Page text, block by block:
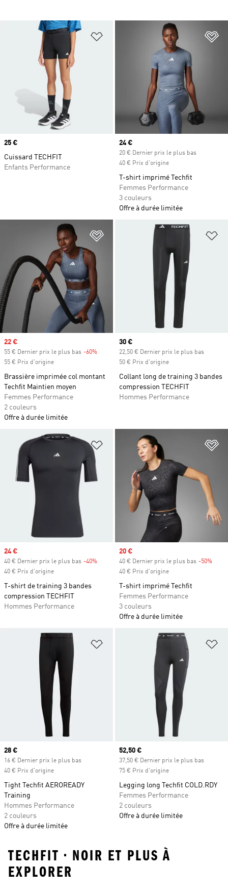
Ajouter à la Liste de produits
Prix
25 €
Cuissard TECHFIT
Enfants Performance
Prix actuel
24 €
20 € Dernier prix le plus bas
40 € Prix d'origine
T-shirt imprimé Techfit
Femmes Performance
3 couleurs
Offre à durée limitée
Ajouter à la Liste de produits
Prix soldé
22 €
55 € Dernier prix le plus bas -60%
55 € Prix d'origine
Brassière imprimée col montant
Techfit Maintien moyen
Femmes Performance
2 couleurs
Offre à durée limitée
Prix actuel
30 €
22,50 € Dernier prix le plus bas
50 € Prix d'origine
Collant long de training 3 bandes
compression TECHFIT
Hommes Performance
Ajouter à la Liste de produits
Prix soldé
24 €
40 € Dernier prix le plus bas -40%
40 € Prix d'origine
T-shirt de training 3 bandes
compression TECHFIT
Hommes Performance
Prix soldé
20 €
40 € Dernier prix le plus bas -50%
40 € Prix d'origine
T-shirt imprimé Techfit
Femmes Performance
3 couleurs
Offre à durée limitée
Ajouter à la Liste de produits
Prix actuel
28 €
16 € Dernier prix le plus bas
40 € Prix d'origine
Tight Techfit AEROREADY
Training
Hommes Performance
2 couleurs
Offre à durée limitée
Prix actuel
52,50 €
37,50 € Dernier prix le plus bas
75 € Prix d'origine
Legging long Techfit COLD.RDY
Femmes Performance
2 couleurs
Offre à durée limitée
TECHFIT • NOIR ET PLUS À
EXPLORER